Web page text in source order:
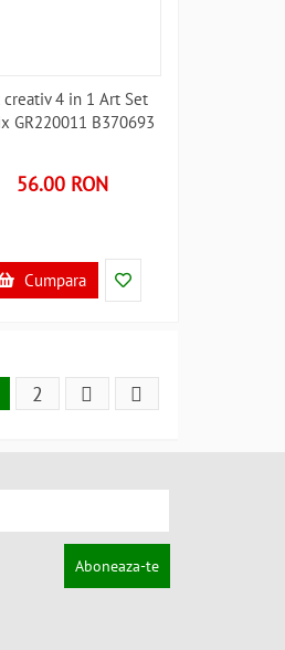
creativ 4 in 1 Art Set
GR220011 B370693
56.00 RON
Cumpara
2
Aboneaza-te